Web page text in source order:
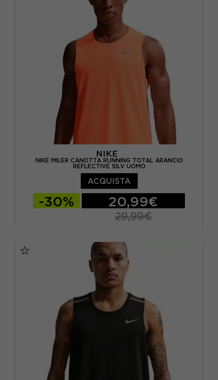
NIKE
NIKE MILER CANOTTA RUNNING TOTAL ARANCIO
REFLECTIVE SILV UOMO
ACQUISTA
-30% 20,99€
29,99€